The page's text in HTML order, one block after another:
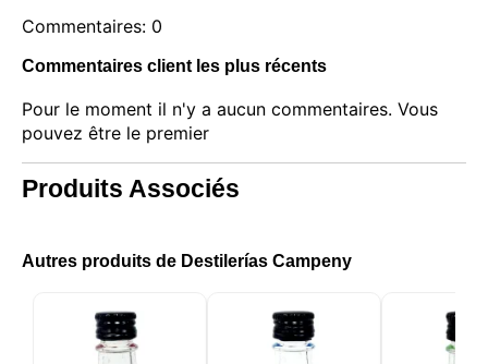
Commentaires: 0
Commentaires client les plus récents
Pour le moment il n'y a aucun commentaires. Vous
pouvez être le premier
Produits Associés
Autres produits de Destilerías Campeny